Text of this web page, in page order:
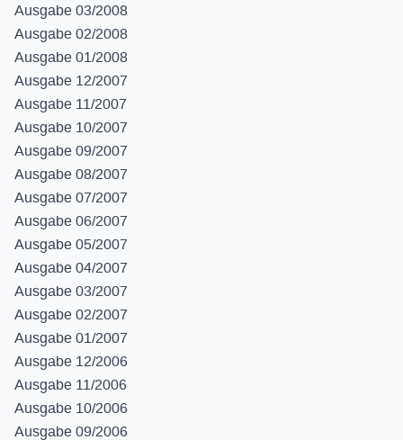
Ausgabe 03/2008
Ausgabe 02/2008
Ausgabe 01/2008
Ausgabe 12/2007
Ausgabe 11/2007
Ausgabe 10/2007
Ausgabe 09/2007
Ausgabe 08/2007
Ausgabe 07/2007
Ausgabe 06/2007
Ausgabe 05/2007
Ausgabe 04/2007
Ausgabe 03/2007
Ausgabe 02/2007
Ausgabe 01/2007
Ausgabe 12/2006
Ausgabe 11/2006
Ausgabe 10/2006
Ausgabe 09/2006